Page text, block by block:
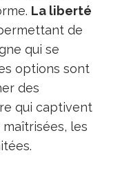
La liberté
de
qui se
options sont
des
qui captivent
maîtrisées, les